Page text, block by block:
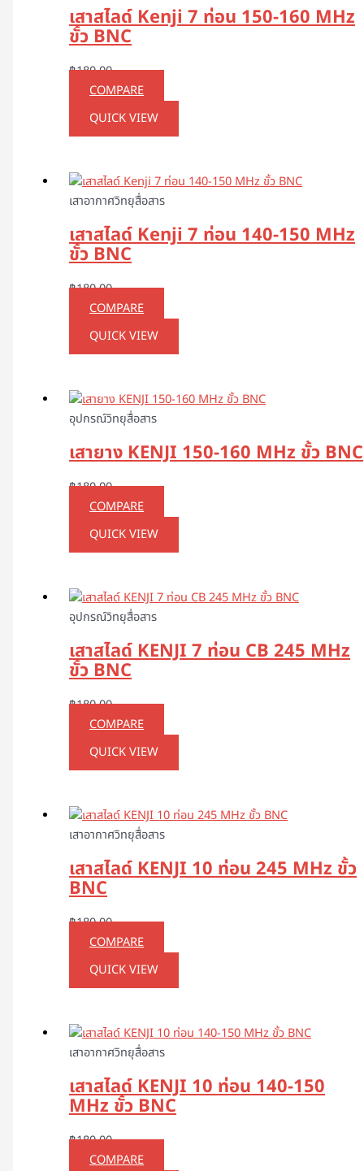
เสาสไลด์ Kenji 7 ท่อน 150-160 MHz
ขั้ว BNC
฿180.00
COMPARE
QUICK VIEW
เสาอากาศวิทยุสื่อสาร
เสาสไลด์ Kenji 7 ท่อน 140-150 MHz
ขั้ว BNC
฿180.00
COMPARE
QUICK VIEW
อุปกรณ์วิทยุสื่อสาร
เสายาง KENJI 150-160 MHz ขั้ว BNC
฿180.00
COMPARE
QUICK VIEW
อุปกรณ์วิทยุสื่อสาร
เสาสไลด์ KENJI 7 ท่อน CB 245 MHz
ขั้ว BNC
฿180.00
COMPARE
QUICK VIEW
เสาอากาศวิทยุสื่อสาร
เสาสไลด์ KENJI 10 ท่อน 245 MHz ขั้ว
BNC
฿180.00
COMPARE
QUICK VIEW
เสาอากาศวิทยุสื่อสาร
เสาสไลด์ KENJI 10 ท่อน 140-150
MHz ขั้ว BNC
฿180.00
COMPARE